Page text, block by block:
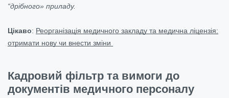
“дрібного» приладу.
Цікаво: Реорганізація медичного закладу та медична ліцензія:
отримати нову чи внести зміни
Кадровий фільтр та вимоги до
документів медичного персоналу